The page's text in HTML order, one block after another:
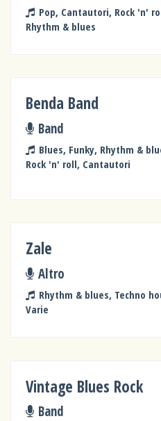
Pop, Cantautori, Rock 'n'
Rhythm & blues
Benda Band
Band
Blues, Funky, Rhythm &
Rock 'n' roll, Cantautori
Zale
Altro
Rhythm & blues, Techno
Varie
Vintage Blues Rock
Band